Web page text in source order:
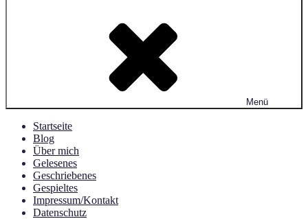
Menü
Startseite
Blog
Über mich
Gelesenes
Geschriebenes
Gespieltes
Impressum/Kontakt
Datenschutz